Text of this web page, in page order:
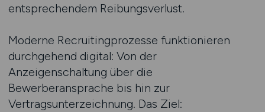
entsprechendem Reibungsverlust.
Moderne Recruitingprozesse funktionieren
durchgehend digital: Von der
Anzeigenschaltung über die
Bewerberansprache bis hin zur
Vertragsunterzeichnung. Das Ziel: